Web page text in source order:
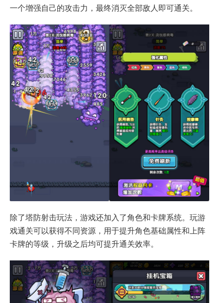
一个增强自己的攻击力，最终消灭全部敌人即可通关。
除了塔防射击玩法，游戏还加入了角色和卡牌系统。玩游
戏通关可以获得不同资源，用于提升角色基础属性和上阵
卡牌的等级，升级之后均可提升通关效率。